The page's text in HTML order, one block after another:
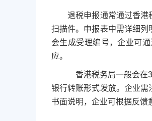
退税申报通常通过香港税
扫描件。申报表中需详细
会生成受理编号，企业可
应。
香港税务局一般会在30
银行转账形式发放。企业
书面说明，企业可根据反馈